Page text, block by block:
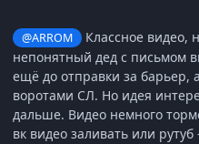
@ARROM
Классное видео,
непонятный дед с письмом
ещё до отправки за барьер,
воротами СЛ. Но идея
дальше. Видео немного
вк видео заливать или